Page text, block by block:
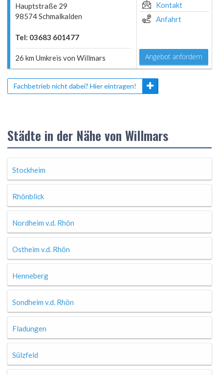
Hauptstraße 29
98574 Schmalkalden
Tel: 03683 601477
26 km Umkreis von Willmars
Kontakt
Anfahrt
Angebot anfordern
Fachbetrieb nicht dabei? Hier eintragen!
Städte in der Nähe von Willmars
Stockheim
Rhönblick
Nordheim v.d. Rhön
Ostheim v.d. Rhön
Henneberg
Sondheim v.d. Rhön
Fladungen
Sülzfeld